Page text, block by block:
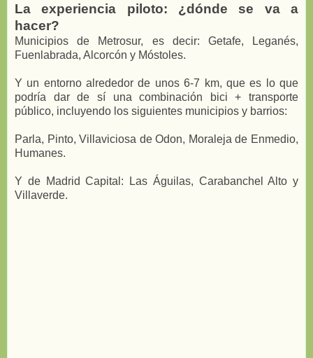
La experiencia piloto: ¿dónde se va a
hacer?
Municipios de Metrosur, es decir: Getafe, Leganés,
Fuenlabrada, Alcorcón y Móstoles.
Y un entorno alrededor de unos 6-7 km, que es lo que
podría dar de sí una combinación bici + transporte
público, incluyendo los siguientes municipios y barrios:
Parla, Pinto, Villaviciosa de Odon, Moraleja de Enmedio,
Humanes.
Y de Madrid Capital: Las Águilas, Carabanchel Alto y
Villaverde.